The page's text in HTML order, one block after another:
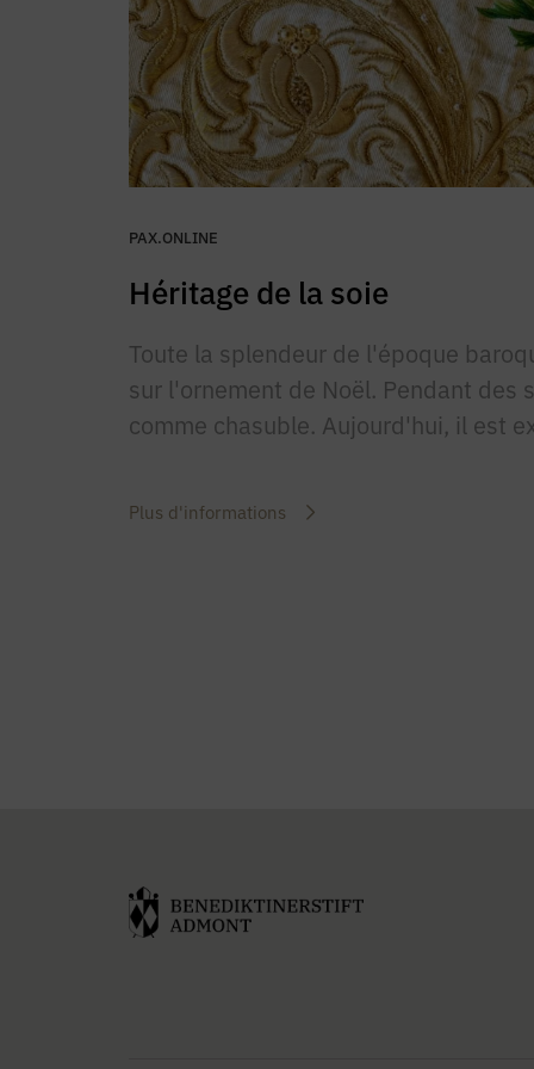
PAX.ONLINE
Héritage de la soie
Toute la splendeur de l'époque
sur l'ornement de Noël. Pendant des
comme chasuble. Aujourd'hui, il est
Plus d'informations